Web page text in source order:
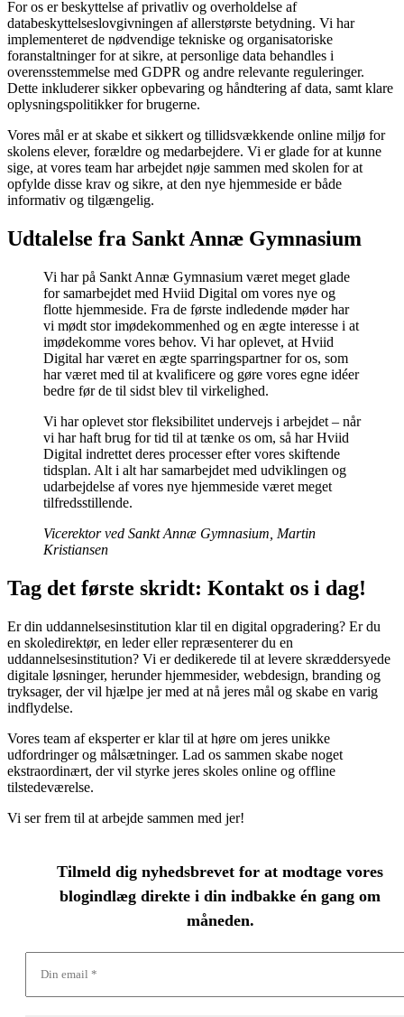
For os er beskyttelse af privatliv og overholdelse af
databeskyttelseslovgivningen af allerstørste betydning. Vi har
implementeret de nødvendige tekniske og organisatoriske
foranstaltninger for at sikre, at personlige data behandles i
overensstemmelse med GDPR og andre relevante reguleringer.
Dette inkluderer sikker opbevaring og håndtering af data, samt klare
oplysningspolitikker for brugerne.
Vores mål er at skabe et sikkert og tillidsvækkende online miljø for
skolens elever, forældre og medarbejdere. Vi er glade for at kunne
sige, at vores team har arbejdet nøje sammen med skolen for at
opfylde disse krav og sikre, at den nye hjemmeside er både
informativ og tilgængelig.
Udtalelse fra Sankt Annæ Gymnasium
Vi har på Sankt Annæ Gymnasium været meget glade
for samarbejdet med Hviid Digital om vores nye og
flotte hjemmeside. Fra de første indledende møder har
vi mødt stor imødekommenhed og en ægte interesse i at
imødekomme vores behov. Vi har oplevet, at Hviid
Digital har været en ægte sparringspartner for os, som
har været med til at kvalificere og gøre vores egne idéer
bedre før de til sidst blev til virkelighed.
Vi har oplevet stor fleksibilitet undervejs i arbejdet – når
vi har haft brug for tid til at tænke os om, så har Hviid
Digital indrettet deres processer efter vores skiftende
tidsplan. Alt i alt har samarbejdet med udviklingen og
udarbejdelse af vores nye hjemmeside været meget
tilfredsstillende.
Vicerektor ved Sankt Annæ Gymnasium, Martin
Kristiansen
Tag det første skridt: Kontakt os i dag!
Er din uddannelsesinstitution klar til en digital opgradering? Er du
en skoledirektør, en leder eller repræsenterer du en
uddannelsesinstitution? Vi er dedikerede til at levere skræddersyede
digitale løsninger, herunder hjemmesider, webdesign, branding og
tryksager, der vil hjælpe jer med at nå jeres mål og skabe en varig
indflydelse.
Vores team af eksperter er klar til at høre om jeres unikke
udfordringer og målsætninger. Lad os sammen skabe noget
ekstraordinært, der vil styrke jeres skoles online og offline
tilstedeværelse.
Vi ser frem til at arbejde sammen med jer!
Tilmeld dig nyhedsbrevet for at modtage vores
blogindlæg direkte i din indbakke én gang om
måneden.